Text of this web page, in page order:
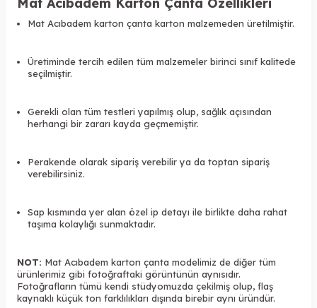
Mat Acıbadem karton çanta karton malzemeden üretilmiştir.
Üretiminde tercih edilen tüm malzemeler birinci sınıf kalitede
seçilmiştir.
Gerekli olan tüm testleri yapılmış olup, sağlık açısından
herhangi bir zararı kayda geçmemiştir.
Perakende olarak sipariş verebilir ya da toptan sipariş
verebilirsiniz.
Sap kısmında yer alan özel ip detayı ile birlikte daha rahat
taşıma kolaylığı sunmaktadır.
NOT: Mat Acıbadem karton çanta modelimiz de diğer tüm
ürünlerimiz gibi fotoğraftaki görüntünün aynısıdır.
Fotoğrafların tümü kendi stüdyomuzda çekilmiş olup, flaş
kaynaklı küçük ton farklılıkları dışında birebir aynı üründür.